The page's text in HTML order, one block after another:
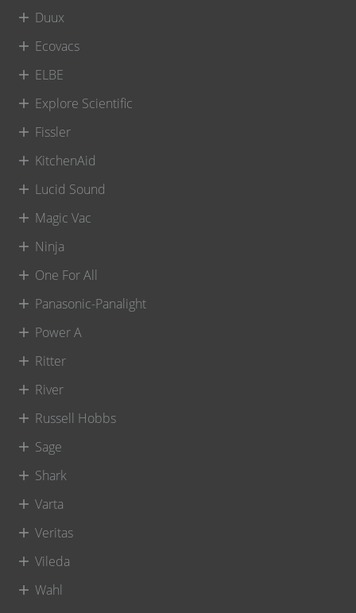
Duux
Ecovacs
ELBE
Explore Scientific
Fissler
KitchenAid
Lucid Sound
Magic Vac
Ninja
One For All
Panasonic-Panalight
Power A
Ritter
River
Russell Hobbs
Sage
Shark
Varta
Veritas
Vileda
Wahl